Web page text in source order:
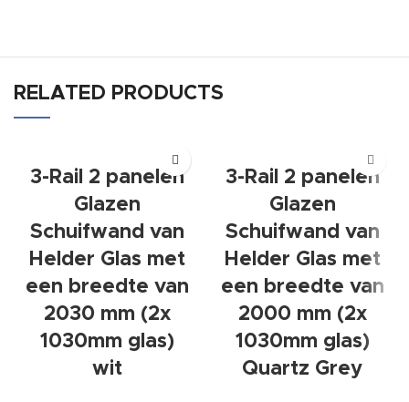
RELATED PRODUCTS
3-Rail 2 panelen
Glazen
Schuifwand van
Helder Glas met
een breedte van
2030 mm (2x
1030mm glas)
wit
3-Rail 2 panelen
Glazen
Schuifwand van
Helder Glas met
een breedte van
2000 mm (2x
1030mm glas)
Quartz Grey